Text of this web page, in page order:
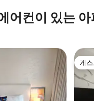
어컨이 있는
게
게